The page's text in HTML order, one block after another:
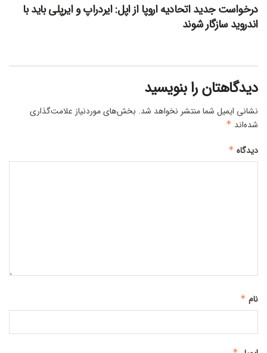
درخواست جدید اتحادیه اروپا از اپل: ایردراپ و ایرپلی باید با
اندروید سازگار شوند
دیدگاهتان را بنویسید
نشانی ایمیل شما منتشر نخواهد شد. بخش‌های موردنیاز علامت‌گذاری
شده‌اند *
دیدگاه *
نام *